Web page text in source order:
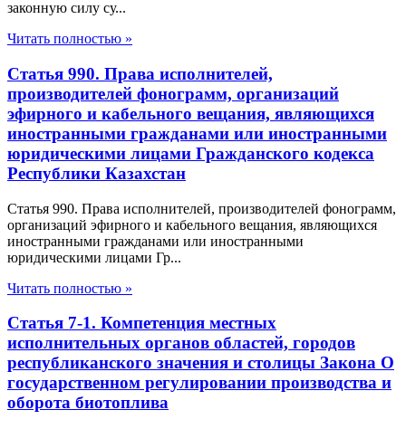
законную силу су...
Читать полностью »
Статья 990. Права исполнителей,
производителей фонограмм, организаций
эфирного и кабельного вещания, являющихся
иностранными гражданами или иностранными
юридическими лицами Гражданского кодекса
Республики Казахстан
Статья 990. Права исполнителей, производителей фонограмм,
организаций эфирного и кабельного вещания, являющихся
иностранными гражданами или иностранными
юридическими лицами Гр...
Читать полностью »
Статья 7-1. Компетенция местных
исполнительных органов областей, городов
республиканского значения и столицы Закона О
государственном регулировании производства и
оборота биотоплива